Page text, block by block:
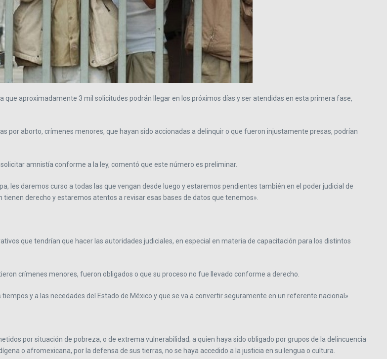
que aproximadamente 3 mil solicitudes podrán llegar en los próximos días y ser atendidas en esta primera fase,
aborto, crímenes menores, que hayan sido accionadas a delinquir o que fueron injustamente presas, podrían
amnistía conforme a la ley, comentó que este número es preliminar.
les daremos curso a todas las que vengan desde luego y estaremos pendientes también en el poder judicial de
derecho y estaremos atentos a revisar esas bases de datos que tenemos».
que tendrían que hacer las autoridades judiciales, en especial en materia de capacitación para los distintos
crímenes menores, fueron obligados o que su proceso no fue llevado conforme a derecho.
y a las necedades del Estado de México y que se va a convertir seguramente en un referente nacional».
por situación de pobreza, o de extrema vulnerabilidad; a quien haya sido obligado por grupos de la delincuencia
o afromexicana, por la defensa de sus tierras, no se haya accedido a la justicia en su lengua o cultura.